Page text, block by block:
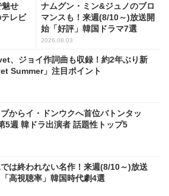
魅せ
レビ
ナムグン・ミン&ジュノのブロ
マンスも！来週(8/10～)放送開
始「好評」韓国ドラマ7選
2026.08.03
、ジョイ作詞曲も収録！約2年ぶり新
Summer」注目ポイント
からイ・ドンウクへ首位バトンタッ
5週 韓ドラ出演者 話題性トップ5
は終われない名作！来週(8/10～)放送
高視聴率」韓国時代劇4選